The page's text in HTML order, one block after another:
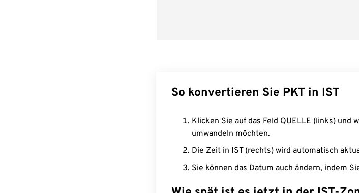
So konvertieren Sie PKT in IST
Klicken Sie auf das Feld QUELLE (links) und
umwandeln möchten.
Die Zeit in IST (rechts) wird automatisch
Sie können das Datum auch ändern, indem